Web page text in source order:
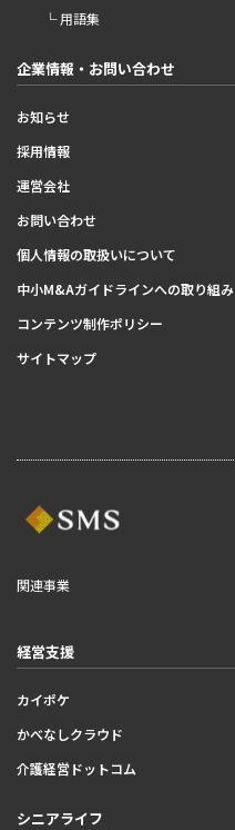
└ 用語集
企業情報・お問い合わせ
お知らせ
採用情報
運営会社
お問い合わせ
個人情報の取扱いについて
中小M&Aガイドラインへの取り組み
コンテンツ制作ポリシー
サイトマップ
関連事業
経営支援
カイポケ
かべなしクラウド
介護経営ドットコム
シニアライフ